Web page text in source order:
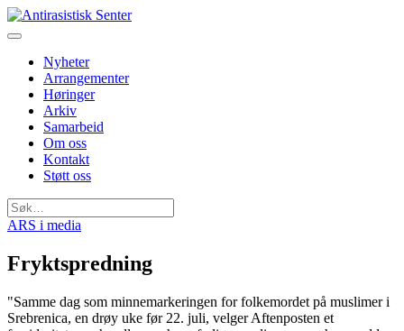
Nyheter
Arrangementer
Høringer
Arkiv
Samarbeid
Om oss
Kontakt
Støtt oss
Søk
etter:
ARS i media
Fryktspredning
"Samme dag som minnemarkeringen for folkemordet på muslimer i
Srebrenica, en drøy uke før 22. juli, velger Aftenposten et